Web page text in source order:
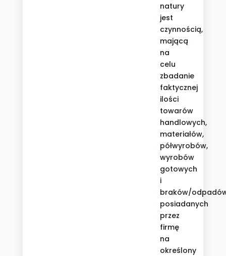
natury
jest
czynnością,
mającą
na
celu
zbadanie
faktycznej
ilości
towarów
handlowych,
materiałów,
półwyrobów,
wyrobów
gotowych
i
braków/
posiadanych
przez
firmę
na
określony